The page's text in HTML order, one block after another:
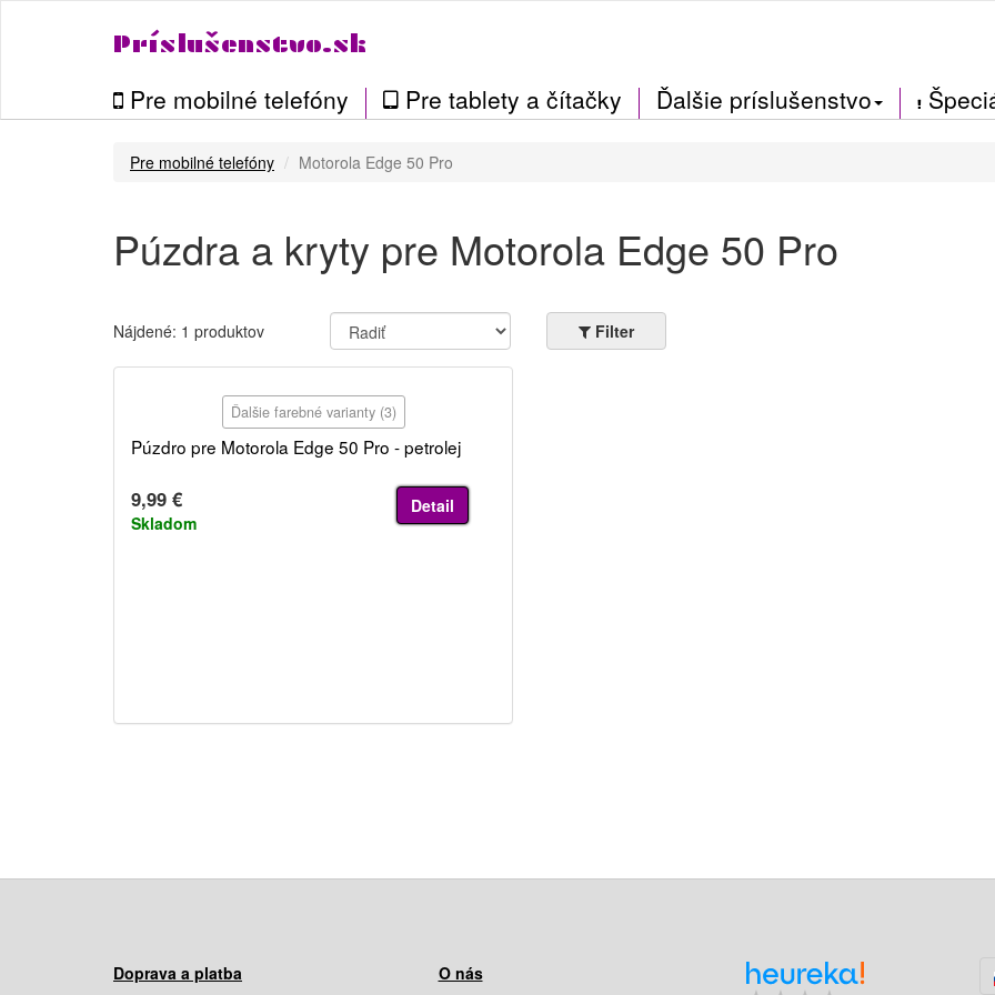
Príslušenstvo.sk
Pre mobilné telefóny Pre tablety a čítačky Ďalšie príslušenstvo
Pre mobilné telefóny Motorola Edge 50 Pro
Púzdra a kryty pre Motorola Edge 50 Pro
Nájdené: 1 produktov Filter
Ďalšie farebné varianty (3)
Púzdro pre Motorola Edge 50 Pro - petrolej
9,99 €
Skladom
Detail
Doprava a platba
O nás